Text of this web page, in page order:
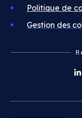
Politique de
Gestion des